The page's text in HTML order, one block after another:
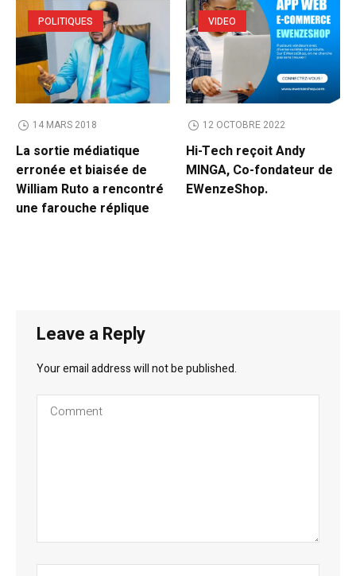
POLITIQUES
14 MARS 2018
La sortie médiatique
erronée et biaisée de
William Ruto a rencontré
une farouche réplique
VIDEO
12 OCTOBRE 2022
Hi-Tech reçoit Andy
MINGA, Co-fondateur de
EWenzeShop.
Leave a Reply
Your email address will not be published.